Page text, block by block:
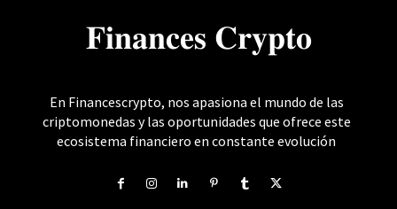
𝐅𝐢𝐧𝐚𝐧𝐜𝐞𝐬 𝐂𝐫𝐲𝐩𝐭𝐨
En Financescrypto, nos apasiona el mundo de las
criptomonedas y las oportunidades que ofrece este
ecosistema financiero en constante evolución